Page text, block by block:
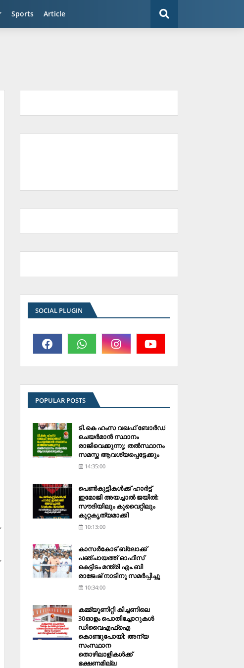
Sports Article
SOCIAL PLUGIN
POPULAR POSTS
ടി.കെ ഹംസ വഖഫ് ബോര്‍ഡ്
ചെയര്‍മാന്‍ സ്ഥാനം
രാജിവെക്കുന്നു; തല്‍സ്ഥാനം
സമസ്ത ആവശ്യപ്പെട്ടേക്കും
14:35:00
പെണ്‍കുട്ടികള്‍ക്ക് ഹാര്‍ട്ട്
ഇമോജി അയച്ചാല്‍ ജയില്‍:
സൗദിയിലും കുവൈറ്റിലും
കുറ്റകൃത്യമാക്കി
10:13:00
കാസര്‍കോട് ബ്ലോക്ക്
പഞ്ചായത്ത് ഓഫീസ്
കെട്ടിടം മന്ത്രി എം.ബി
രാജേഷ് നാടിനു സമര്‍പ്പിച്ചു
10:34:00
കമ്മ്യൂണിറ്റി കിച്ചണിലെ
30ഓളം പൊതിച്ചോറുകള്‍
ഡിവൈഎഫ്‌ഐ
കൊണ്ടുപോയി: അന്യ
സംസ്ഥാന
തൊഴിലാളികള്‍ക്ക്
ഭക്ഷണമില്ല